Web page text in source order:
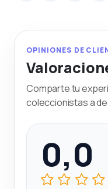
OPINIONES DE
Comparte tu
coleccionistas a
0,0